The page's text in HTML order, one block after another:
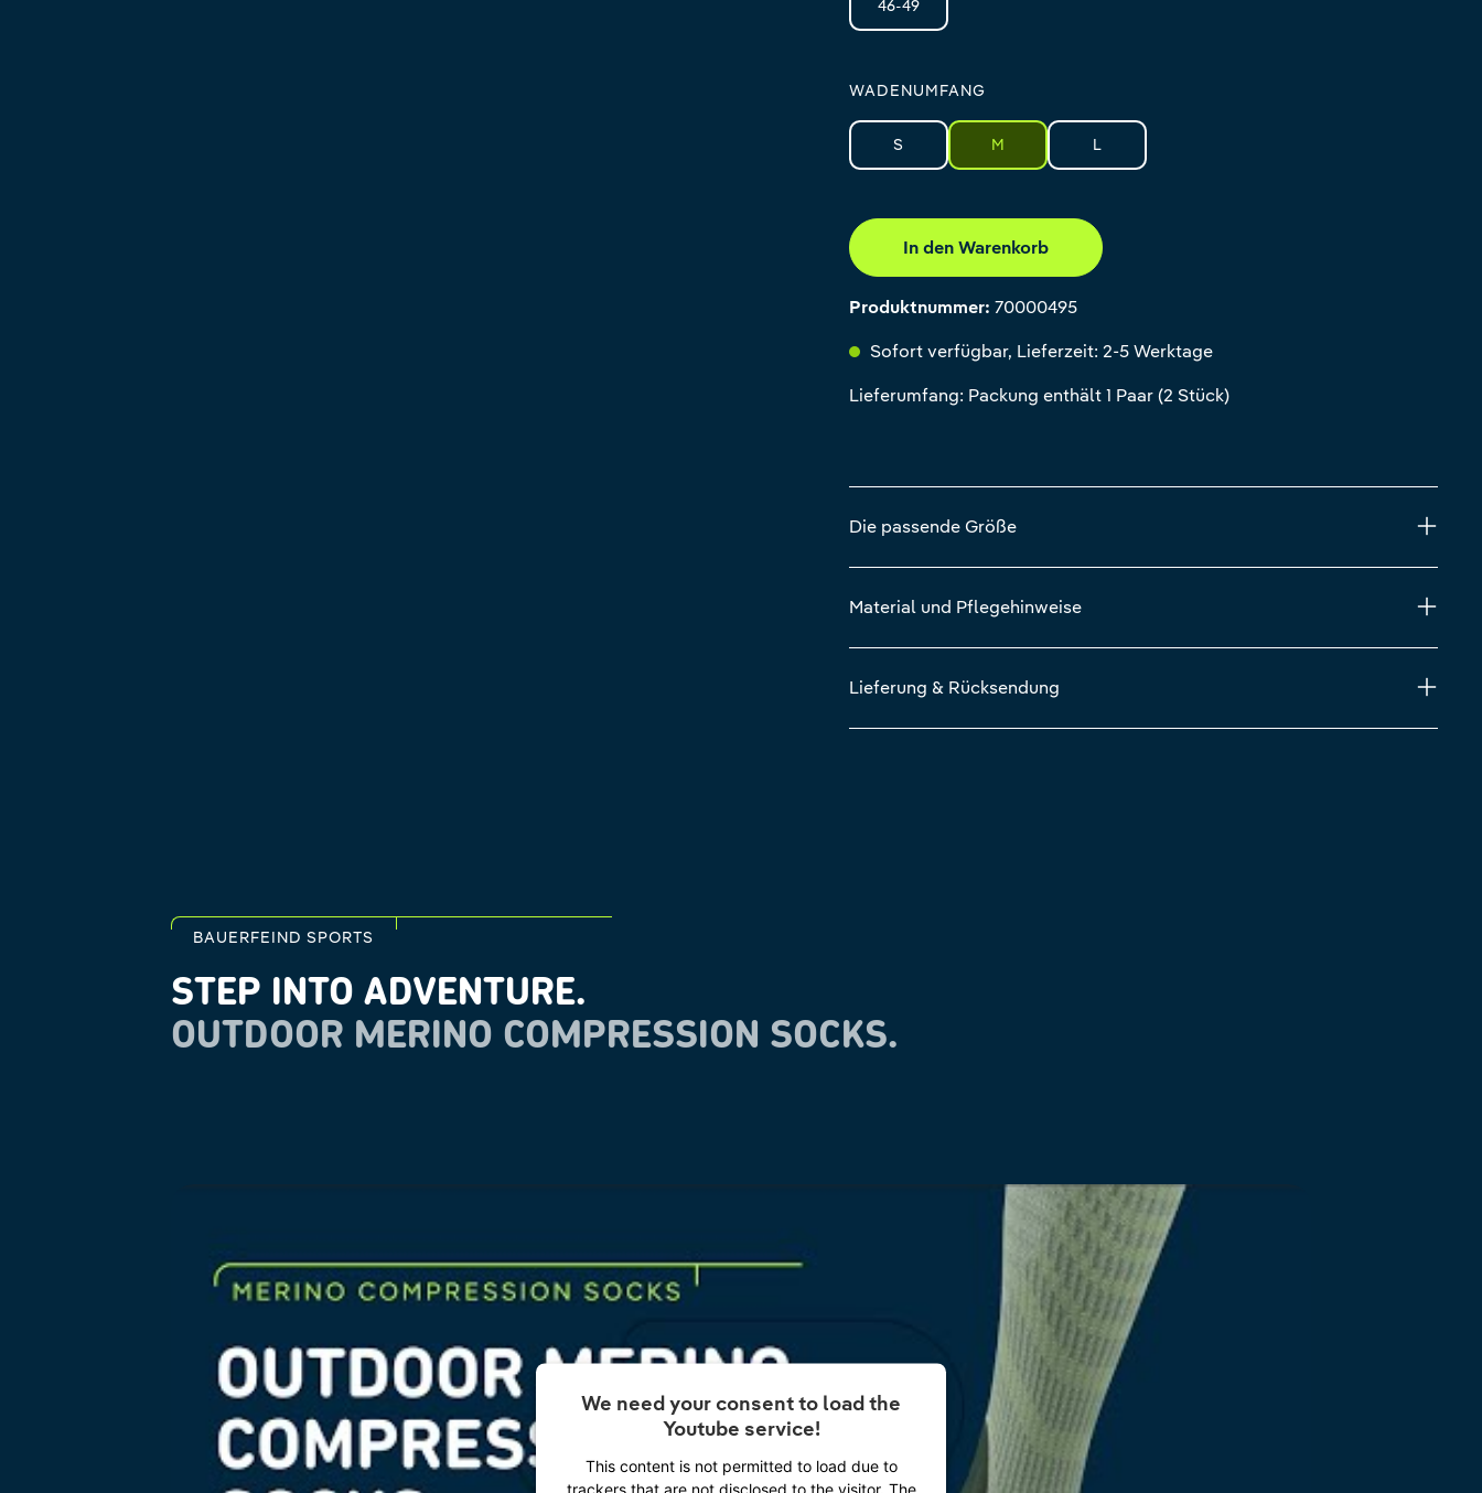
46-49
WADENUMFANG
S M L
In den Warenkorb
Produktnummer: 70000495
Sofort verfügbar, Lieferzeit: 2-5 Werktage
Lieferumfang: Packung enthält 1 Paar (2 Stück)
Die passende Größe
Material und Pflegehinweise
Lieferung & Rücksendung
BAUERFEIND SPORTS
STEP INTO ADVENTURE.
OUTDOOR MERINO COMPRESSION SOCKS.
We need your consent to load the
Youtube service!
This content is not permitted to load due to
trackers that are not disclosed to the visitor. The